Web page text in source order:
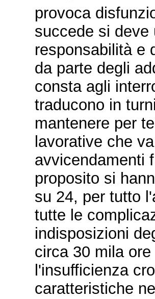
provoca
succede si deve
responsabilità e
da parte degli
consta agli
traducono in
mantenere per
lavorative che
avvicendamenti
proposito si
su 24, per tutto
tutte le
indisposizioni
circa 30 mila
l'insufficienza
caratteristiche